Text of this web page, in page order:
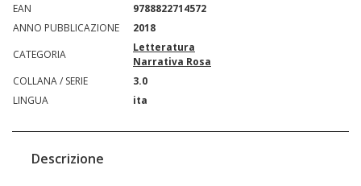
EAN
9788822714572
ANNO PUBBLICAZIONE
2018
CATEGORIA
Letteratura
Narrativa Rosa
COLLANA / SERIE
3.0
LINGUA
ita
Descrizione